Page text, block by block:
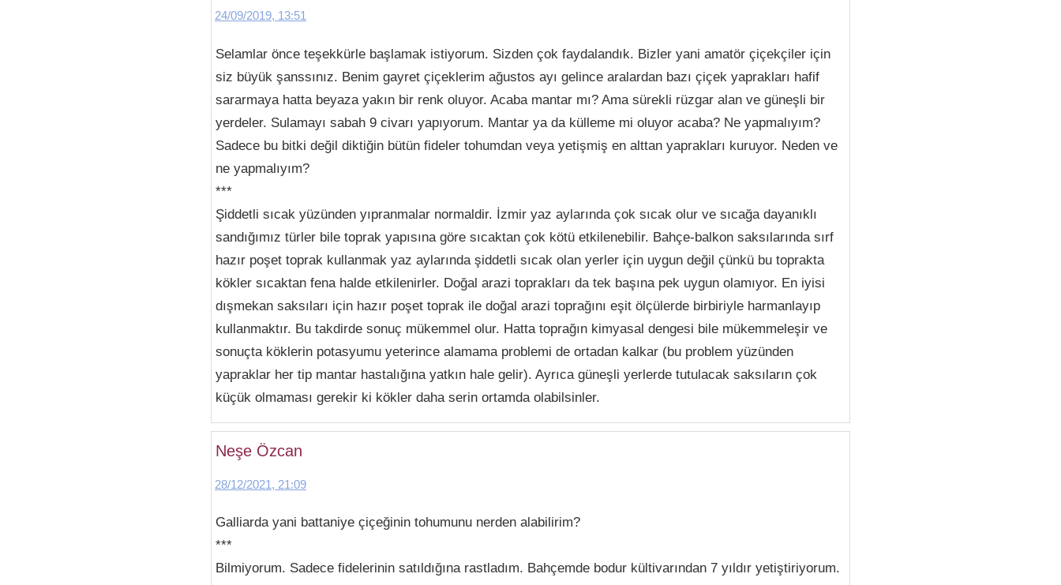
24/09/2019, 13:51
Selamlar önce teşekkürle başlamak istiyorum. Sizden çok faydalandık. Bizler yani amatör çiçekçiler için
siz büyük şanssınız. Benim gayret çiçeklerim ağustos ayı gelince aralardan bazı çiçek yaprakları hafif
sararmaya hatta beyaza yakın bir renk oluyor. Acaba mantar mı? Ama sürekli rüzgar alan ve güneşli bir
yerdeler. Sulamayı sabah 9 civarı yapıyorum. Mantar ya da külleme mi oluyor acaba? Ne yapmalıyım?
Sadece bu bitki değil diktiğin bütün fideler tohumdan veya yetişmiş en alttan yaprakları kuruyor. Neden ve
ne yapmalıyım?
***
Şiddetli sıcak yüzünden yıpranmalar normaldir. İzmir yaz aylarında çok sıcak olur ve sıcağa dayanıklı
sandığımız türler bile toprak yapısına göre sıcaktan çok kötü etkilenebilir. Bahçe-balkon saksılarında sırf
hazır poşet toprak kullanmak yaz aylarında şiddetli sıcak olan yerler için uygun değil çünkü bu toprakta
kökler sıcaktan fena halde etkilenirler. Doğal arazi toprakları da tek başına pek uygun olamıyor. En iyisi
dışmekan saksıları için hazır poşet toprak ile doğal arazi toprağını eşit ölçülerde birbiriyle harmanlayıp
kullanmaktır. Bu takdirde sonuç mükemmel olur. Hatta toprağın kimyasal dengesi bile mükemmeleşir ve
sonuçta köklerin potasyumu yeterince alamama problemi de ortadan kalkar (bu problem yüzünden
yapraklar her tip mantar hastalığına yatkın hale gelir). Ayrıca güneşli yerlerde tutulacak saksıların çok
küçük olmaması gerekir ki kökler daha serin ortamda olabilsinler.
Neşe Özcan
28/12/2021, 21:09
Galliarda yani battaniye çiçeğinin tohumunu nerden alabilirim?
***
Bilmiyorum. Sadece fidelerinin satıldığına rastladım. Bahçemde bodur kültivarından 7 yıldır yetiştiriyorum.